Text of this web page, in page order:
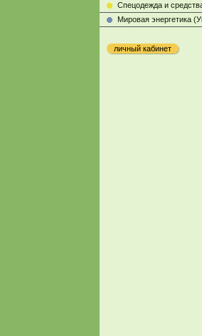
Cпецодежда и
Мировая энергетика
личный кабинет